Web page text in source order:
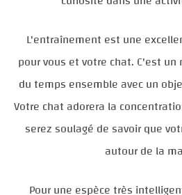
L'entraînement est une
pour vous et votre chat. C'est
du temps ensemble avec un
Votre chat adorera la
serez soulagé de savoir que
autour de la
Pour une espèce très